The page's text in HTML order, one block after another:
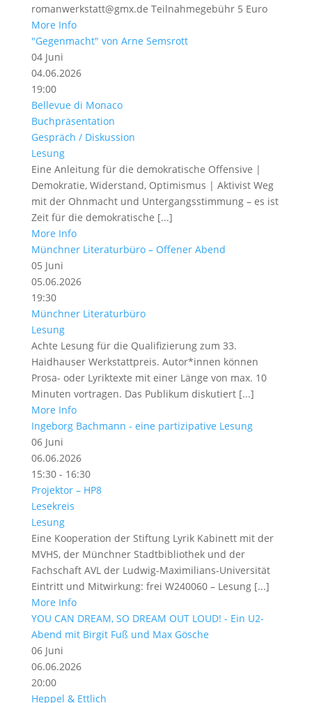
romanwerkstatt@gmx.de Teilnahmegebühr 5 Euro
More Info
"Gegenmacht" von Arne Semsrott
04 Juni
04.06.2026
19:00
Bellevue di Monaco
Buchpräsentation
Gespräch / Diskussion
Lesung
Eine Anleitung für die demokratische Offensive |
Demokratie, Widerstand, Optimismus | Aktivist Weg
mit der Ohnmacht und Untergangsstimmung – es ist
Zeit für die demokratische [...]
More Info
Münchner Literaturbüro – Offener Abend
05 Juni
05.06.2026
19:30
Münchner Literaturbüro
Lesung
Achte Lesung für die Qualifizierung zum 33.
Haidhauser Werkstattpreis. Autor*innen können
Prosa- oder Lyriktexte mit einer Länge von max. 10
Minuten vortragen. Das Publikum diskutiert [...]
More Info
Ingeborg Bachmann - eine partizipative Lesung
06 Juni
06.06.2026
15:30 - 16:30
Projektor – HP8
Lesekreis
Lesung
Eine Kooperation der Stiftung Lyrik Kabinett mit der
MVHS, der Münchner Stadtbibliothek und der
Fachschaft AVL der Ludwig-Maximilians-Universität
Eintritt und Mitwirkung: frei W240060 – Lesung [...]
More Info
YOU CAN DREAM, SO DREAM OUT LOUD! - Ein U2-
Abend mit Birgit Fuß und Max Gösche
06 Juni
06.06.2026
20:00
Heppel & Ettlich